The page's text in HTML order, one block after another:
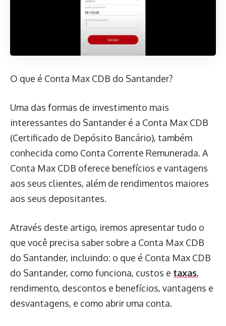
O que é Conta Max CDB do Santander?
Uma das formas de investimento mais
interessantes do Santander é a Conta Max CDB
(Certificado de Depósito Bancário), também
conhecida como Conta Corrente Remunerada. A
Conta Max CDB oferece benefícios e vantagens
aos seus clientes, além de rendimentos maiores
aos seus depositantes.
Através deste artigo, iremos apresentar tudo o
que você precisa saber sobre a Conta Max CDB
do Santander, incluindo: o que é Conta Max CDB
do Santander, como funciona, custos e taxas,
rendimento, descontos e benefícios, vantagens e
desvantagens, e como abrir uma conta.